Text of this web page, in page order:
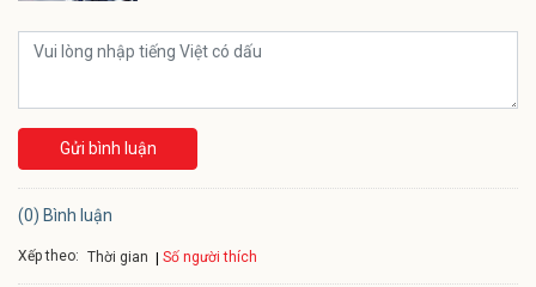
Gửi bình luận
(0) Bình luận
Xếp theo: Thời gian Số người thích